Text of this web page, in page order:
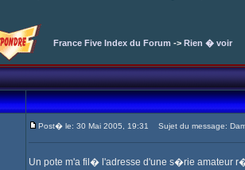
France Five Index du Forum -> Rien � voir
Post� le: 30 Mai 2005, 19:31 Sujet du message:
Un pote m'a fil� l'adresse d'une s�rie amateur